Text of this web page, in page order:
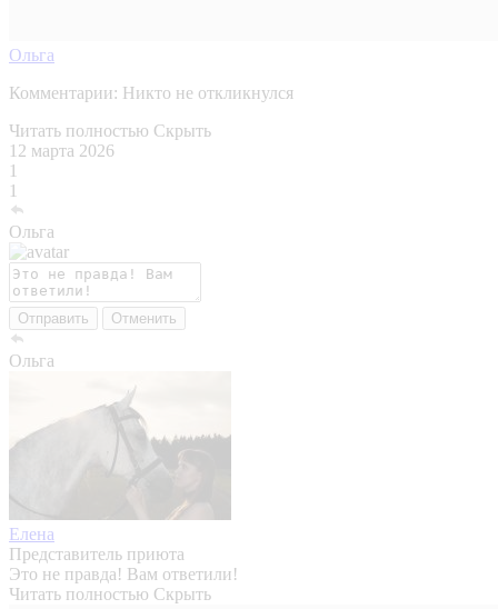
Ольга
Комментарии: Никто не откликнулся
Читать полностью Скрыть
12 марта 2026
1
1
Ольга
Отправить Отменить
Ольга
Елена
Представитель приюта
Это не правда! Вам ответили!
Читать полностью Скрыть